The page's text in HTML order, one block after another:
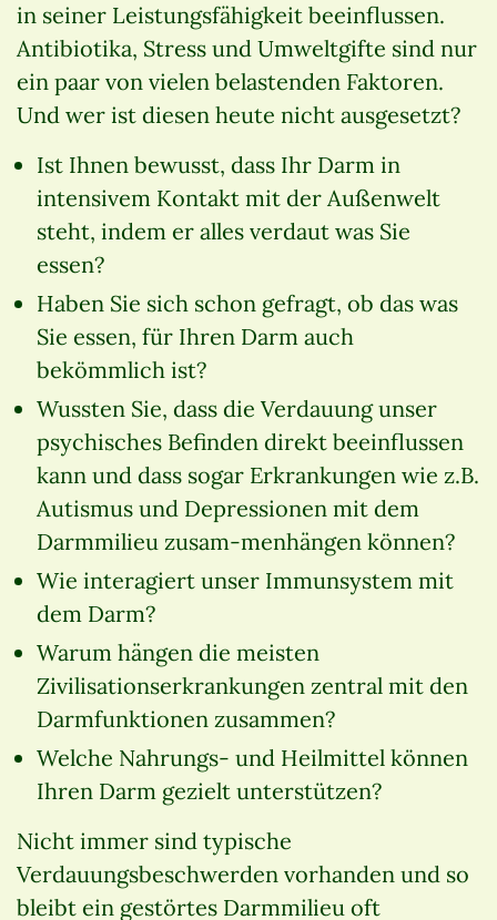
in seiner Leistungsfähigkeit beeinflussen.
Antibiotika, Stress und Umweltgifte sind nur
ein paar von vielen belastenden Faktoren.
Und wer ist diesen heute nicht ausgesetzt?
Ist Ihnen bewusst, dass Ihr Darm in
intensivem Kontakt mit der Außenwelt
steht, indem er alles verdaut was Sie
essen?
Haben Sie sich schon gefragt, ob das was
Sie essen, für Ihren Darm auch
bekömmlich ist?
Wussten Sie, dass die Verdauung unser
psychisches Befinden direkt beeinflussen
kann und dass sogar Erkrankungen wie z.B.
Autismus und Depressionen mit dem
Darmmilieu zusam-menhängen können?
Wie interagiert unser Immunsystem mit
dem Darm?
Warum hängen die meisten
Zivilisationserkrankungen zentral mit den
Darmfunktionen zusammen?
Welche Nahrungs- und Heilmittel können
Ihren Darm gezielt unterstützen?
Nicht immer sind typische
Verdauungsbeschwerden vorhanden und so
bleibt ein gestörtes Darmmilieu oft